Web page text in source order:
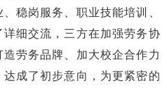
稳岗服务、职业技能培训、
细交流，三方在加强劳务协
劳务品牌、加大校企合作力
成了初步意向，为更紧密的